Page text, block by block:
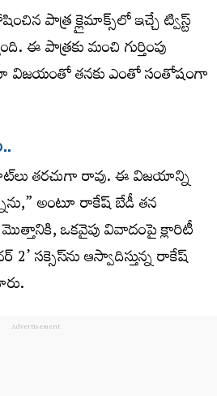
పాత్ర క్లైమాక్స్‌లో ఇచ్చే ట్విస్ట్
ఈ పాత్రకు మంచి గుర్తింపు
విజయంతో తనకు ఎంతో సంతోషంగా
తరచుగా రావు. ఈ విజయాన్ని
అంటూ రాకేష్ బేడీ తన
మొత్తానికి, ఒకవైపు వివాదంపై క్లారిటీ
2’ సక్సెస్‌ను ఆస్వాదిస్తున్న రాకేష్